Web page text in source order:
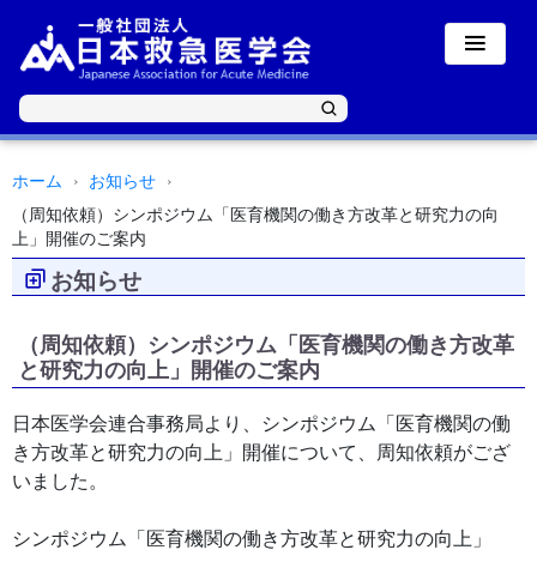
ホーム
お知らせ
（周知依頼）シンポジウム「医育機関の働き方改革と研究力の向
上」開催のご案内
お知らせ
（周知依頼）シンポジウム「医育機関の働き方改革
と研究力の向上」開催のご案内
日本医学会連合事務局より、シンポジウム「医育機関の働
き方改革と研究力の向上」開催について、周知依頼がござ
いました。
シンポジウム「医育機関の働き方改革と研究力の向上」